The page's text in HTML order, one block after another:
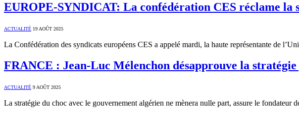
EUROPE-SYNDICAT: La confédération CES réclame la
ACTUALITÉ 19 AOÛT 2025
La Confédération des syndicats européens CES a appelé mardi, la haute représentante de
FRANCE : Jean-Luc Mélenchon désapprouve la
ACTUALITÉ 9 AOÛT 2025
La stratégie du choc avec le gouvernement algérien ne mènera nulle part, assure le